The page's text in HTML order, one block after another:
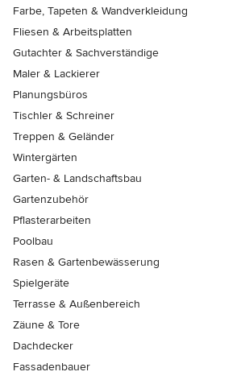
Farbe, Tapeten & Wandverkleidung
Fliesen & Arbeitsplatten
Gutachter & Sachverständige
Maler & Lackierer
Planungsbüros
Tischler & Schreiner
Treppen & Geländer
Wintergärten
Garten- & Landschaftsbau
Gartenzubehör
Pflasterarbeiten
Poolbau
Rasen & Gartenbewässerung
Spielgeräte
Terrasse & Außenbereich
Zäune & Tore
Dachdecker
Fassadenbauer